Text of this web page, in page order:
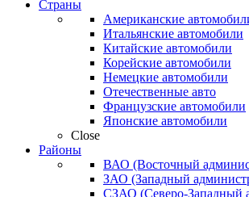
Страны
Американские
Итальянские автомобили
Китайские автомобили
Корейские автомобили
Немецкие автомобили
Отечественные авто
Французские автомобили
Японские автомобили
Close
Районы
ВАО (Восточный
ЗАО (Западный
СЗАО (Северо-Западный